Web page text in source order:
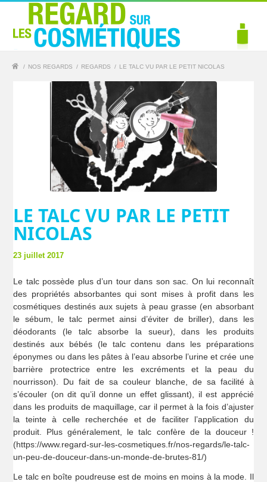
/ NOS REGARDS / REGARDS / LE TALC VU PAR LE PETIT NICOLAS
LE TALC VU PAR LE PETIT
NICOLAS
23 juillet 2017
Le talc possède plus d’un tour dans son sac. On lui reconnaît
des propriétés absorbantes qui sont mises à profit dans les
cosmétiques destinés aux sujets à peau grasse (en absorbant
le sébum, le talc permet ainsi d’éviter de briller), dans les
déodorants (le talc absorbe la sueur), dans les produits
destinés aux bébés (le talc contenu dans les préparations
éponymes ou dans les pâtes à l’eau absorbe l’urine et crée une
barrière protectrice entre les excréments et la peau du
nourrisson). Du fait de sa couleur blanche, de sa facilité à
s’écouler (on dit qu’il donne un effet glissant), il est apprécié
dans les produits de maquillage, car il permet à la fois d’ajuster
la teinte à celle recherchée et de faciliter l’application du
produit. Plus généralement, le talc confère de la douceur !
(https://www.regard-sur-les-cosmetiques.fr/nos-regards/le-talc-
un-peu-de-douceur-dans-un-monde-de-brutes-81/)
Le talc en boîte poudreuse est de moins en moins à la mode. Il